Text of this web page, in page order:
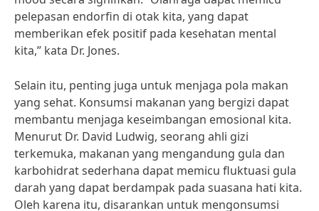
pelepasan endorfin di otak kita, yang dapat
memberikan efek positif pada kesehatan mental
kita,” kata Dr. Jones.
Selain itu, penting juga untuk menjaga pola makan
yang sehat. Konsumsi makanan yang bergizi dapat
membantu menjaga keseimbangan emosional kita.
Menurut Dr. David Ludwig, seorang ahli gizi
terkemuka, makanan yang mengandung gula dan
karbohidrat sederhana dapat memicu fluktuasi gula
darah yang dapat berdampak pada suasana hati kita.
Oleh karena itu, disarankan untuk mengonsumsi